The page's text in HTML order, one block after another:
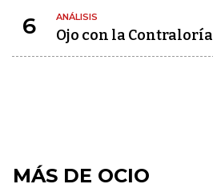
6 ANÁLISIS
Ojo con la Contraloría
MÁS DE OCIO